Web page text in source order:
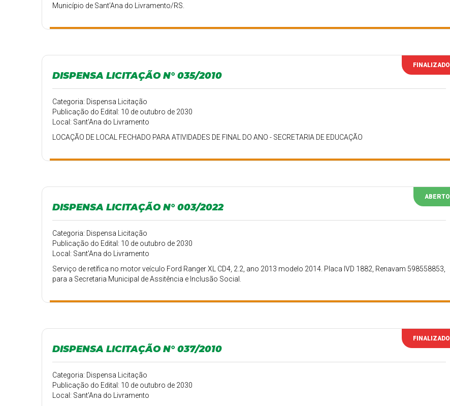
Município de Sant’Ana do Livramento/RS.
FINALIZADO
DISPENSA LICITAÇÃO N° 035/2010
Categoria: Dispensa Licitação
Publicação do Edital: 10 de outubro de 2030
Local: Sant'Ana do Livramento
LOCAÇÃO DE LOCAL FECHADO PARA ATIVIDADES DE FINAL DO ANO - SECRETARIA DE EDUCAÇÃO
ABERTO
DISPENSA LICITAÇÃO N° 003/2022
Categoria: Dispensa Licitação
Publicação do Edital: 10 de outubro de 2030
Local: Sant'Ana do Livramento
Serviço de retífica no motor veículo Ford Ranger XL CD4, 2.2, ano 2013 modelo 2014. Placa IVD 1882, Renavam 598558853,
para a Secretaria Municipal de Assitência e Inclusão Social.
FINALIZADO
DISPENSA LICITAÇÃO N° 037/2010
Categoria: Dispensa Licitação
Publicação do Edital: 10 de outubro de 2030
Local: Sant'Ana do Livramento